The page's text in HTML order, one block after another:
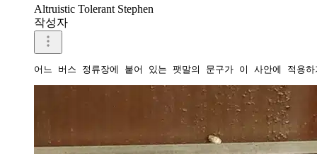
Altruistic Tolerant Stephen
작성자
어느 버스 정류장에 붙어 있는 팻말의 문구가 이 사안에 적용